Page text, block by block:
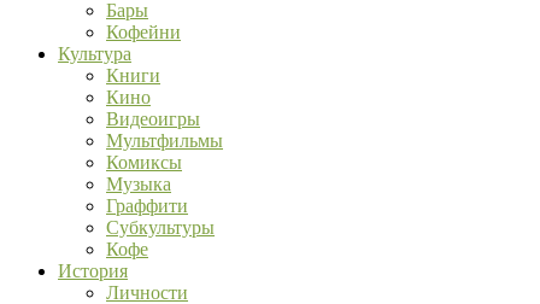
Бары
Кофейни
Культура
Книги
Кино
Видеоигры
Мультфильмы
Комиксы
Музыка
Граффити
Субкультуры
Кофе
История
Личности